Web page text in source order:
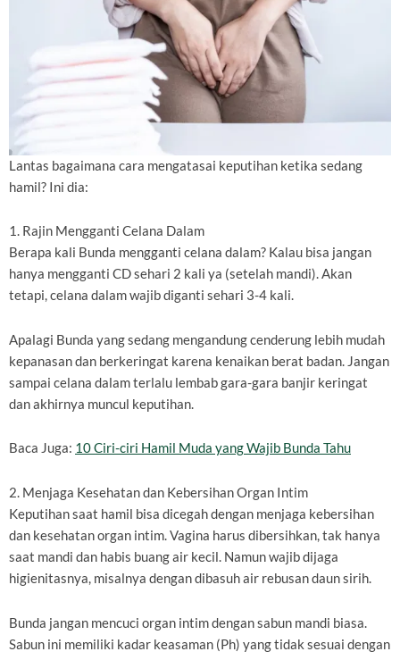
Lantas bagaimana cara mengatasai keputihan ketika sedang
hamil? Ini dia:
1. Rajin Mengganti Celana Dalam
Berapa kali Bunda mengganti celana dalam? Kalau bisa jangan
hanya mengganti CD sehari 2 kali ya (setelah mandi). Akan
tetapi, celana dalam wajib diganti sehari 3-4 kali.
Apalagi Bunda yang sedang mengandung cenderung lebih mudah
kepanasan dan berkeringat karena kenaikan berat badan. Jangan
sampai celana dalam terlalu lembab gara-gara banjir keringat
dan akhirnya muncul keputihan.
Baca Juga: 10 Ciri-ciri Hamil Muda yang Wajib Bunda Tahu
2. Menjaga Kesehatan dan Kebersihan Organ Intim
Keputihan saat hamil bisa dicegah dengan menjaga kebersihan
dan kesehatan organ intim. Vagina harus dibersihkan, tak hanya
saat mandi dan habis buang air kecil. Namun wajib dijaga
higienitasnya, misalnya dengan dibasuh air rebusan daun sirih.
Bunda jangan mencuci organ intim dengan sabun mandi biasa.
Sabun ini memiliki kadar keasaman (Ph) yang tidak sesuai dengan